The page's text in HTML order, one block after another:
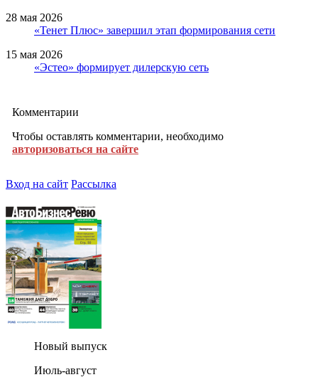
28 мая 2026
«Тенет Плюс» завершил этап формирования сети
15 мая 2026
«Эстео» формирует дилерскую сеть
Комментарии
Чтобы оставлять комментарии, необходимо
авторизоваться на сайте
Вход на сайт Рассылка
Новый выпуск
Июль-август